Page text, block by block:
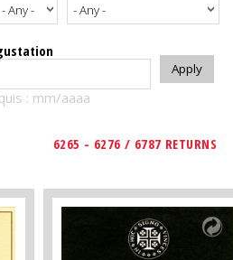
: mm/aaaa
6265 - 6276 / 6787 RETURNS